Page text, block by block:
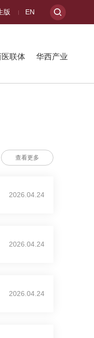
版 EN
联体 华西产业
查看更多
2026.04.24
2026.04.24
2026.04.24